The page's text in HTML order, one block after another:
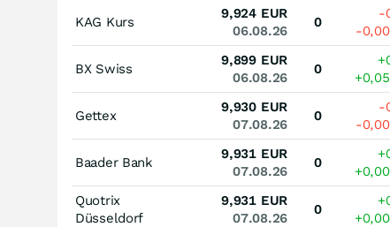
KAG Kurs
9,924 EUR
06.08.26
0
-
-
BX Swiss
9,899 EUR
06.08.26
0
Gettex
9,930 EUR
07.08.26
0
-
-
Baader Bank
9,931 EUR
07.08.26
0
Quotrix
Düsseldorf
9,931 EUR
07.08.26
0